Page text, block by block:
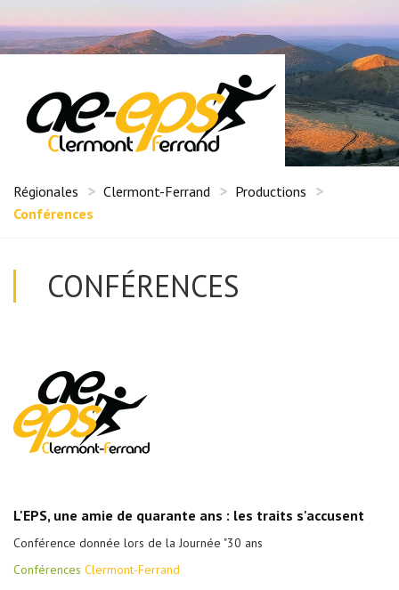
Régionales Clermont-Ferrand
Productions
Conférences
CONFÉRENCES
L'EPS, une amie de quarante ans : les traits s'accusent
Conférence donnée lors de la Journée "30 ans
Conférences Clermont-Ferrand